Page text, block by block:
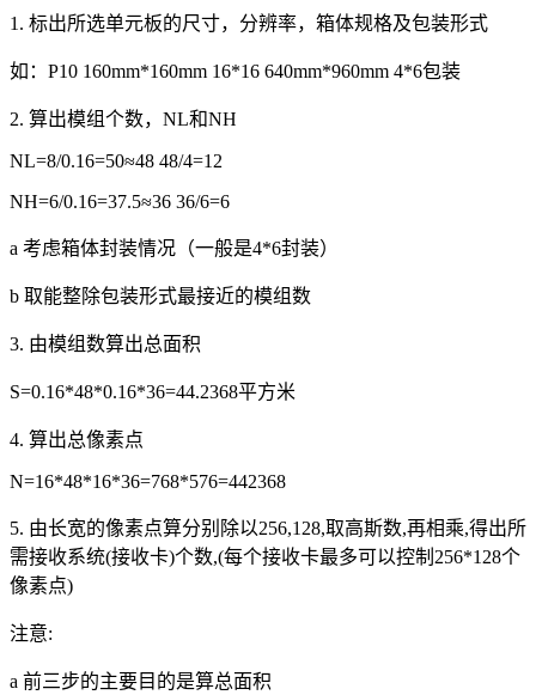
1. 标出所选单元板的尺寸，分辨率，箱体规格及包装形式
如：P10 160mm*160mm 16*16 640mm*960mm 4*6包装
2. 算出模组个数，NL和NH
NL=8/0.16=50≈48 48/4=12
NH=6/0.16=37.5≈36 36/6=6
a 考虑箱体封装情况（一般是4*6封装）
b 取能整除包装形式最接近的模组数
3. 由模组数算出总面积
S=0.16*48*0.16*36=44.2368平方米
4. 算出总像素点
N=16*48*16*36=768*576=442368
5. 由长宽的像素点算分别除以256,128,取高斯数,再相乘,得出所
需接收系统(接收卡)个数,(每个接收卡最多可以控制256*128个
像素点)
注意:
a 前三步的主要目的是算总面积